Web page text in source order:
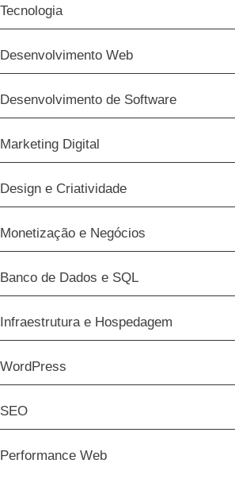
Tecnologia
Desenvolvimento Web
Desenvolvimento de Software
Marketing Digital
Design e Criatividade
Monetização e Negócios
Banco de Dados e SQL
Infraestrutura e Hospedagem
WordPress
SEO
Performance Web